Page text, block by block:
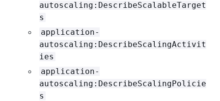
autoscaling:DescribeScalableTarget
s
application-
autoscaling:DescribeScalingActivit
ies
application-
autoscaling:DescribeScalingPolicie
s